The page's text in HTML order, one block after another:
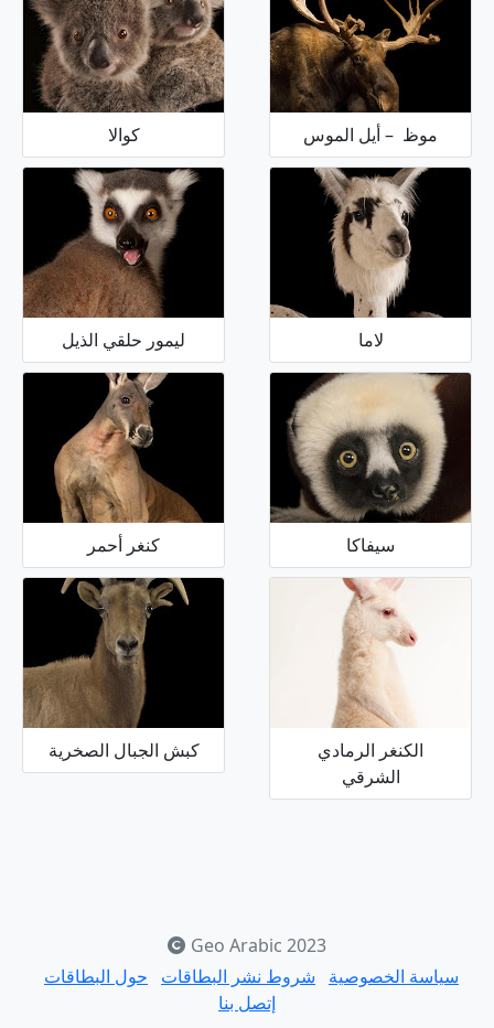
موظ – أيل الموس كوالا
لاما ليمور حلقي الذيل
سيفاكا كنغر أحمر
الكنغر الرمادي
الشرقي
كبش الجبال الصخرية
Geo Arabic 2023
سياسة الخصوصية
شروط نشر البطاقات
حول البطاقات
إتصل بنا